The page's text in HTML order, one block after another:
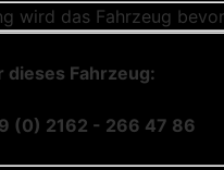
wird das Fahrzeug
Fahrzeug:
(0) 2162 - 266 47 86